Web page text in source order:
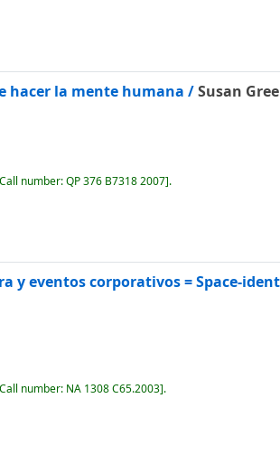
hacer la mente humana /Susan
Call number:QP 376 B7318 2007 .
y eventos corporativos = Space-
Call number: NA 1308 C65.2003 .